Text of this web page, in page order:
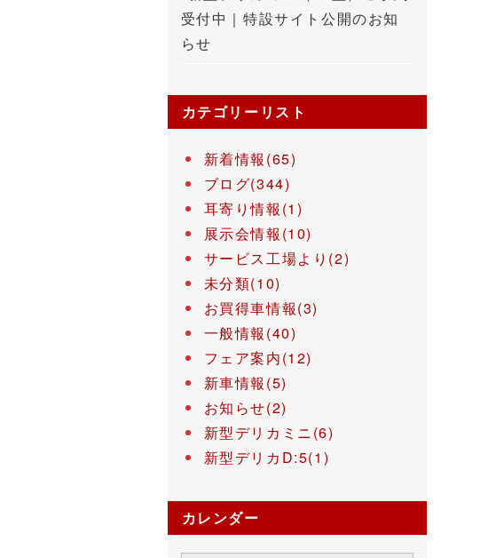
受付中｜特設サイト公開のお知
らせ
カテゴリーリスト
新着情報(65)
ブログ(344)
耳寄り情報(1)
展示会情報(10)
サービス工場より(2)
未分類(10)
お買得車情報(3)
一般情報(40)
フェア案内(12)
新車情報(5)
お知らせ(2)
新型デリカミニ(6)
新型デリカD:5(1)
カレンダー